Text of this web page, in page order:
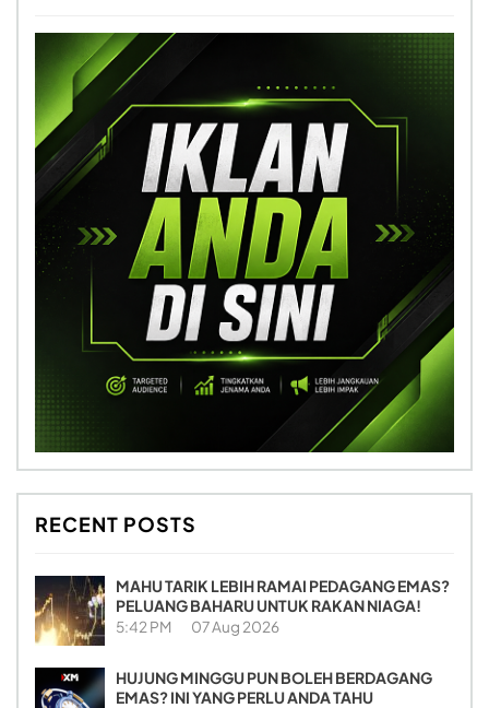
RECENT POSTS
MAHU TARIK LEBIH RAMAI PEDAGANG EMAS?
PELUANG BAHARU UNTUK RAKAN NIAGA!
5:42 PM 07 Aug 2026
HUJUNG MINGGU PUN BOLEH BERDAGANG
EMAS? INI YANG PERLU ANDA TAHU